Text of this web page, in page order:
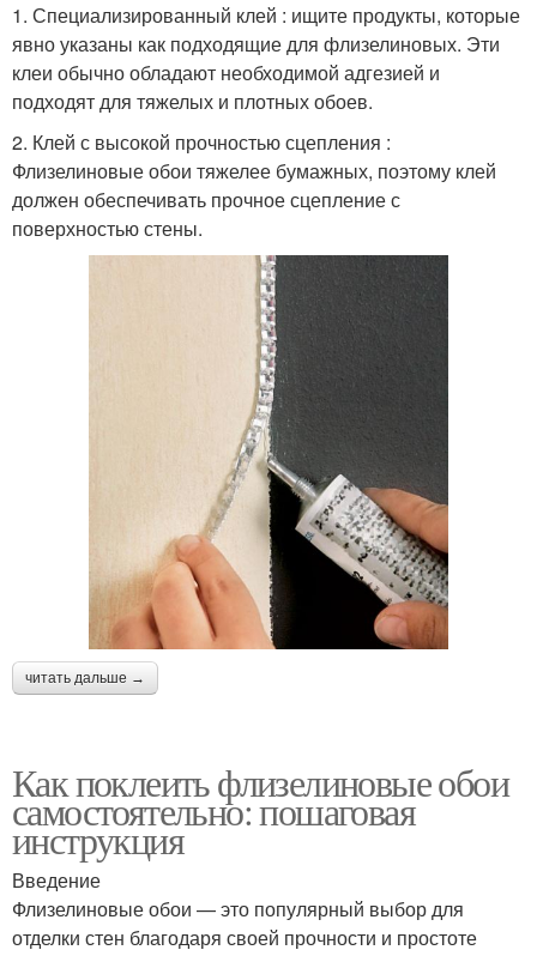
1. Специализированный клей : ищите продукты, которые
явно указаны как подходящие для флизелиновых. Эти
клеи обычно обладают необходимой адгезией и
подходят для тяжелых и плотных обоев.
2. Клей с высокой прочностью сцепления :
Флизелиновые обои тяжелее бумажных, поэтому клей
должен обеспечивать прочное сцепление с
поверхностью стены.
читать дальше →
Как поклеить флизелиновые обои
самостоятельно: пошаговая
инструкция
Введение
Флизелиновые обои — это популярный выбор для
отделки стен благодаря своей прочности и простоте